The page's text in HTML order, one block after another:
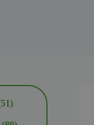
5151